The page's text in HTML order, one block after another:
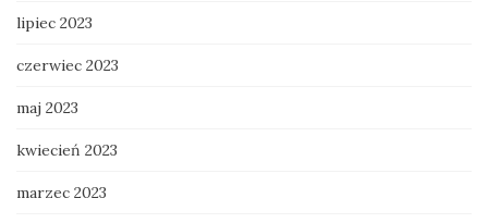
lipiec 2023
czerwiec 2023
maj 2023
kwiecień 2023
marzec 2023